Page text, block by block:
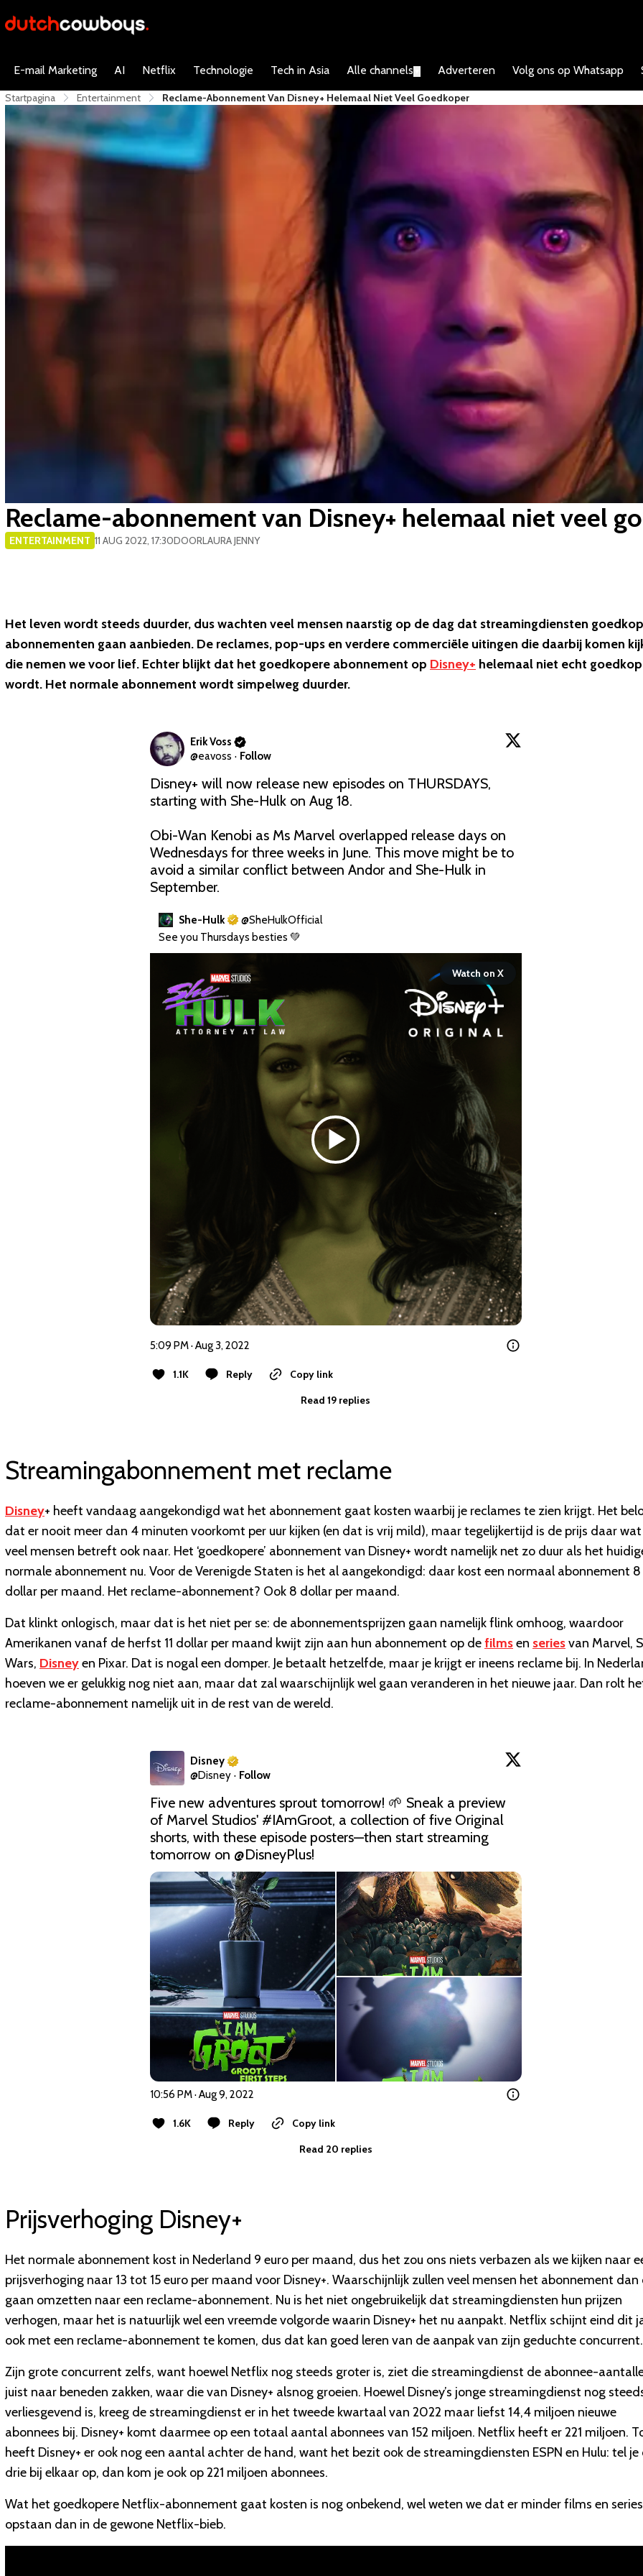
E-mail Marketing AI Netflix Technologie Tech in Asia Alle channels Adverteren Volg ons op Whatsapp
Startpagina Entertainment Reclame-Abonnement Van Disney+ Helemaal Niet Veel Goedkoper
Reclame-abonnement van Disney+ helemaal niet veel
ENTERTAINMENT 11 AUG 2022, 17:30DOORLAURA JENNY
Het leven wordt steeds duurder, dus wachten veel mensen naarstig op de dag dat streamingdiensten
abonnementen gaan aanbieden. De reclames, pop-ups en verdere commerciële uitingen die daarbij komen
die nemen we voor lief. Echter blijkt dat het goedkopere abonnement op Disney+ helemaal niet echt
wordt. Het normale abonnement wordt simpelweg duurder.
Erik Voss
@eavoss · Follow
Disney+ will now release new episodes on THURSDAYS,
starting with She-Hulk on Aug 18.
Obi-Wan Kenobi as Ms Marvel overlapped release days on
Wednesdays for three weeks in June. This move might be to
avoid a similar conflict between Andor and She-Hulk in
September.
She-Hulk @SheHulkOfficial
See you Thursdays besties 💚
Watch on X
5:09 PM · Aug 3, 2022
1.1K Reply
Copy link
Read 19 replies
Streamingabonnement met reclame
Disney+ heeft vandaag aangekondigd wat het abonnement gaat kosten waarbij je reclames te zien krijgt. Het
dat er nooit meer dan 4 minuten voorkomt per uur kijken (en dat is vrij mild), maar tegelijkertijd is de prijs daar wat
veel mensen betreft ook naar. Het ‘goedkopere’ abonnement van Disney+ wordt namelijk net zo duur als het
normale abonnement nu. Voor de Verenigde Staten is het al aangekondigd: daar kost een normaal abonnement 8
dollar per maand. Het reclame-abonnement? Ook 8 dollar per maand.
Dat klinkt onlogisch, maar dat is het niet per se: de abonnementsprijzen gaan namelijk flink omhoog, waardoor
Amerikanen vanaf de herfst 11 dollar per maand kwijt zijn aan hun abonnement op defilmsen seriesvan Marvel,
Wars, Disneyen Pixar. Dat is nogal een domper. Je betaalt hetzelfde, maar je krijgt er ineens reclame bij. In
hoeven we er gelukkig nog niet aan, maar dat zal waarschijnlijk wel gaan veranderen in het nieuwe jaar. Dan rolt
reclame-abonnement namelijk uit in de rest van de wereld.
Disney
@Disney · Follow
Five new adventures sprout tomorrow! 🌱 Sneak a preview
of Marvel Studios' #IAmGroot, a collection of five Original
shorts, with these episode posters—then start streaming
tomorrow on @DisneyPlus!
10:56 PM · Aug 9, 2022
1.6K Reply
Copy link
Read 20 replies
Prijsverhoging Disney+
Het normale abonnement kost in Nederland 9 euro per maand, dus het zou ons niets verbazen als we kijken naar
prijsverhoging naar 13 tot 15 euro per maand voor Disney+. Waarschijnlijk zullen veel mensen het abonnement dan
gaan omzetten naar een reclame-abonnement. Nu is het niet ongebruikelijk dat streamingdiensten hun prijzen
verhogen, maar het is natuurlijk wel een vreemde volgorde waarin Disney+ het nu aanpakt. Netflix schijnt eind dit
ook met een reclame-abonnement te komen, dus dat kan goed leren van de aanpak van zijn geduchte concurrent.
Zijn grote concurrent zelfs, want hoewel Netflix nog steeds groter is, ziet die streamingdienst de abonnee-
juist naar beneden zakken, waar die van Disney+ alsnog groeien. Hoewel Disney’s jonge streamingdienst nog
verliesgevend is, kreeg de streamingdienst er in het tweede kwartaal van 2022 maar liefst 14,4 miljoen nieuwe
abonnees bij. Disney+ komt daarmee op een totaal aantal abonnees van 152 miljoen. Netflix heeft er 221 miljoen.
heeft Disney+ er ook nog een aantal achter de hand, want het bezit ook de streamingdiensten ESPN en Hulu: tel je
drie bij elkaar op, dan kom je ook op 221 miljoen abonnees.
Wat het goedkopere Netflix-abonnement gaat kosten is nog onbekend, wel weten we dat er minder films en series
opstaan dan in de gewone Netflix-bieb.